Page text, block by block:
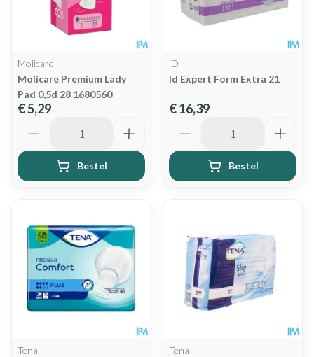
Molicare
Molicare Premium Lady
Pad 0,5d 28 1680560
€ 5,29
Bestel
iD
Id Expert Form Extra 21
€ 16,39
Bestel
Tena
Tena